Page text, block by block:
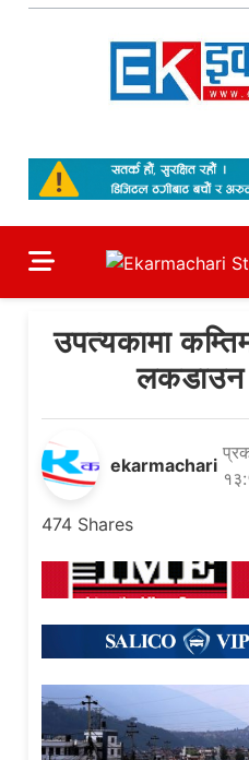
Skip
उपत्यकामा
लकडाउन
ekarmachari
474 Shares